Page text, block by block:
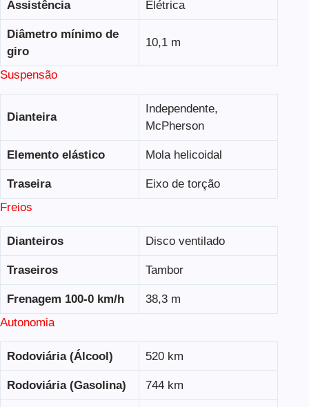
Assistência Elétrica
Diâmetro mínimo de
giro
10,1 m
Suspensão
Dianteira
Independente,
McPherson
Elemento elástico Mola helicoidal
Traseira
Eixo de torção
Freios
Dianteiros Disco ventilado
Traseiros Tambor
Frenagem 100-0 km/h
38,3 m
Autonomia
Rodoviária (Álcool) 520 km
Rodoviária (Gasolina) 744 km